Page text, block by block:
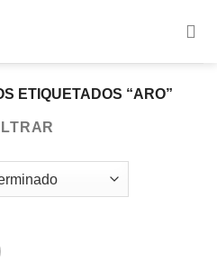
ETIQUETADOS “ARO”